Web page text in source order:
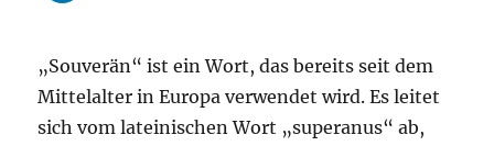
„Souverän“ ist ein Wort, das bereits seit dem
Mittelalter in Europa verwendet wird. Es leitet
sich vom lateinischen Wort „superanus“ ab,